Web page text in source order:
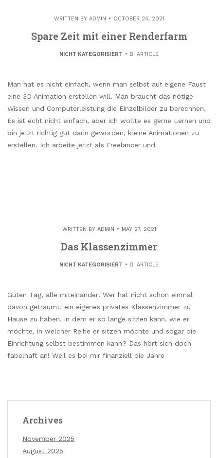
WRITTEN BY ADMIN OCTOBER 24, 2021
Spare Zeit mit einer Renderfarm
NICHT KATEGORISIERT ARTICLE
Man hat es nicht einfach, wenn man selbst auf eigene Faust
eine 3D Animation erstellen will. Man braucht das nötige
Wissen und Computerleistung die Einzelbilder zu berechnen.
Es ist echt nicht einfach, aber ich wollte es gerne Lernen und
bin jetzt richtig gut darin geworden, kleine Animationen zu
erstellen. Ich arbeite jetzt als Freelancer und
WRITTEN BY ADMIN MAY 27, 2021
Das Klassenzimmer
NICHT KATEGORISIERT ARTICLE
Guten Tag, alle miteinander! Wer hat nicht schon einmal
davon geträumt, ein eigenes privates Klassenzimmer zu
Hause zu haben, in dem er so lange sitzen kann, wie er
möchte, in welcher Reihe er sitzen möchte und sogar die
Einrichtung selbst bestimmen kann? Das hört sich doch
fabelhaft an! Weil es bei mir finanziell die Jahre
Archives
November 2025
August 2025